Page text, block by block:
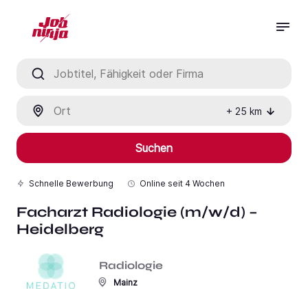
+ 25 km
Suchen
Schnelle Bewerbung Online seit 4 Wochen
Facharzt Radiologie (m/w/d) –
Heidelberg
Radiologie
Mainz